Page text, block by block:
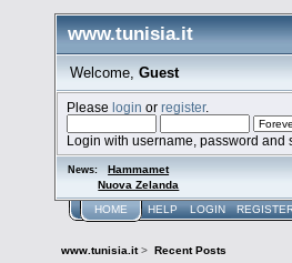
www.tunisia.it
Welcome, Guest
Pleaselogin orregister.
Login with username, password and
News:
Hammamet
Nuova Zelanda
HOME HELP LOGIN
www.tunisia.it> Recent Posts